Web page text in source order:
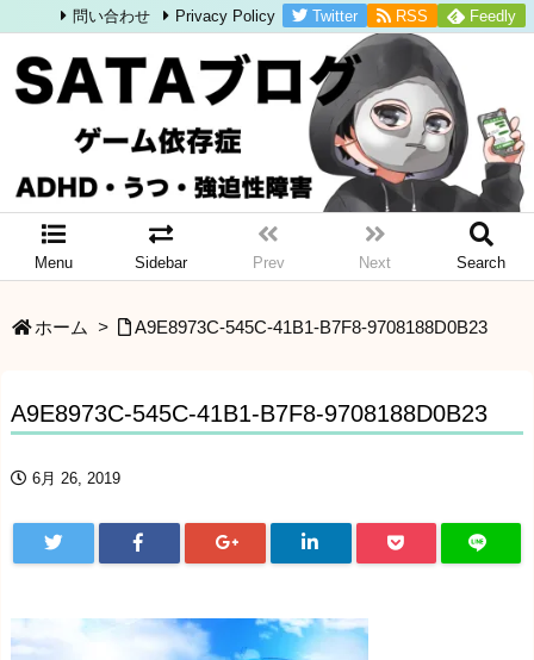
Menu Sidebar Prev Next Search
問い合わせ Privacy Policy Twitter RSS Feedly
ホーム > A9E8973C-545C-41B1-B7F8-9708188D0B23
A9E8973C-545C-41B1-B7F8-9708188D0B23
6月 26, 2019